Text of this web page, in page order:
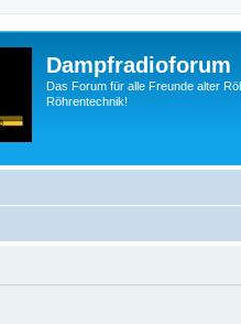
Dampfradioforum
Das Forum für alle Freunde alter
Röhrentechnik!